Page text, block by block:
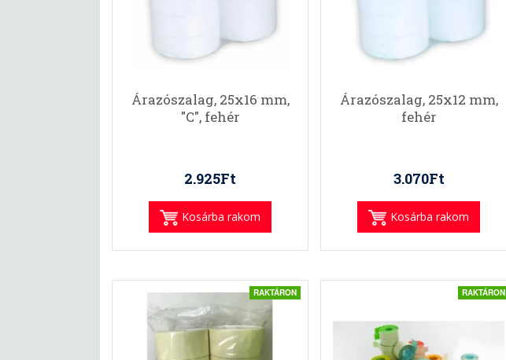
Árazószalag, 25x16 mm,
"C", fehér
2.925Ft
Kosárba rakom
Árazószalag, 25x12 mm,
fehér
3.070Ft
Kosárba rakom
RAKTÁRON RAKTÁRON